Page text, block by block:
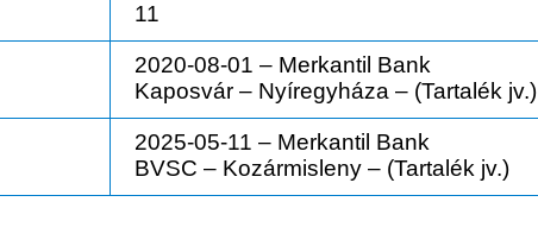
11
2020-08-01 – Merkantil Bank
Kaposvár – Nyíregyháza – (Tartalék jv.)
2025-05-11 – Merkantil Bank
BVSC – Kozármisleny – (Tartalék jv.)